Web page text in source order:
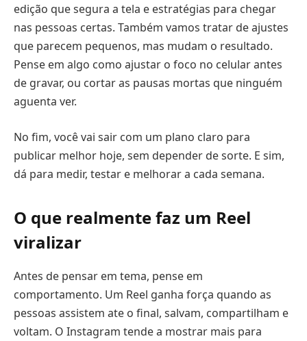
edição que segura a tela e estratégias para chegar
nas pessoas certas. Também vamos tratar de ajustes
que parecem pequenos, mas mudam o resultado.
Pense em algo como ajustar o foco no celular antes
de gravar, ou cortar as pausas mortas que ninguém
aguenta ver.
No fim, você vai sair com um plano claro para
publicar melhor hoje, sem depender de sorte. E sim,
dá para medir, testar e melhorar a cada semana.
O que realmente faz um Reel
viralizar
Antes de pensar em tema, pense em
comportamento. Um Reel ganha força quando as
pessoas assistem ate o final, salvam, compartilham e
voltam. O Instagram tende a mostrar mais para